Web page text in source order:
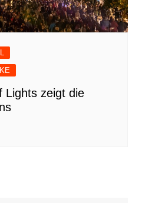
Lights zeigt die